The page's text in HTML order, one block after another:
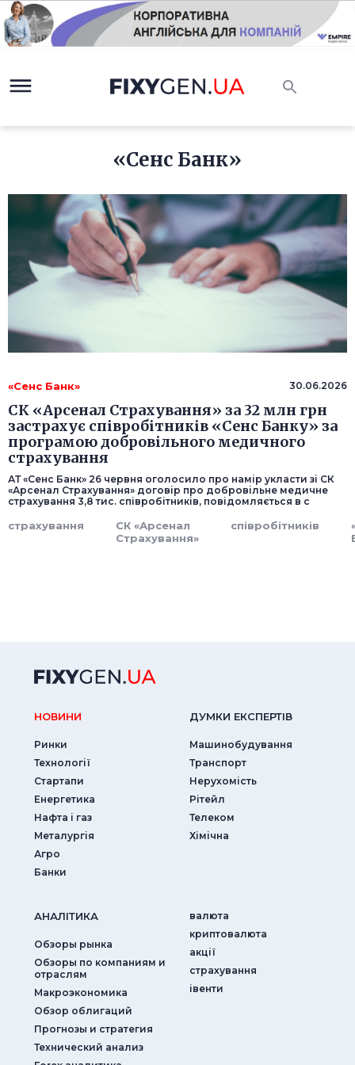
«Сенс Банк»
«Сенс Банк» 30.06.2026
СК «Арсенал Страхування» за 32 млн грн
застрахує співробітників «Сенс Банку» за
програмою добровільного медичного
страхування
АТ «Сенс Банк» 26 червня оголосило про намір укласти зі СК
«Арсенал Страхування» договір про добровільне медичне
страхування 3,8 тис. співробітників, повідомляється в с
страхування
СК «Арсенал
Страхування»
співробітників
НОВИНИ
Ринки
Технології
Стартапи
Енергетика
Нафта і газ
Металургія
Агро
Банки
ДУМКИ ЕКСПЕРТIВ
Машинобудування
Транспорт
Нерухомість
Рітейл
Телеком
Хімічна
АНАЛIТИКА
Обзоры рынка
Обзоры по компаниям и
отраслям
Макроэкономика
Обзор облигаций
Прогнозы и стратегия
Технический анализ
валюта
криптовалюта
акції
страхування
iвенти